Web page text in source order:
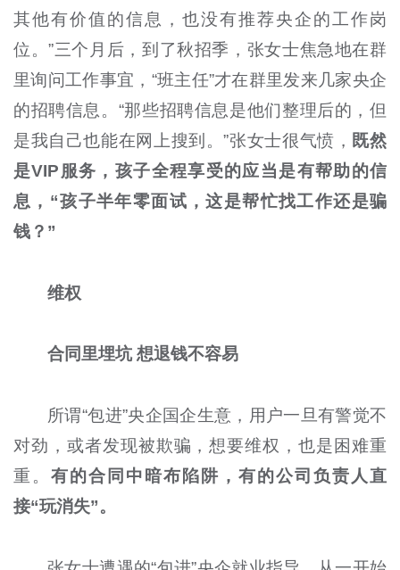
其他有价值的信息，也没有推荐央企的工作岗
位。”三个月后，到了秋招季，张女士焦急地在群
里询问工作事宜，“班主任”才在群里发来几家央企
的招聘信息。“那些招聘信息是他们整理后的，但
是我自己也能在网上搜到。”张女士很气愤， 既然
是VIP服务，孩子全程享受的应当是有帮助的信
息，“孩子半年零面试，这是帮忙找工作还是骗
钱？”
维权
合同里埋坑 想退钱不容易
所谓“包进”央企国企生意，用户一旦有警觉不
对劲，或者发现被欺骗，想要维权，也是困难重
重。 有的合同中暗布陷阱，有的公司负责人直
接“玩消失”。